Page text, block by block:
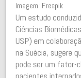
Imagem: Freepik
Um estudo
Ciências
USP) em
na Suécia, sugere
pode ser um fator-